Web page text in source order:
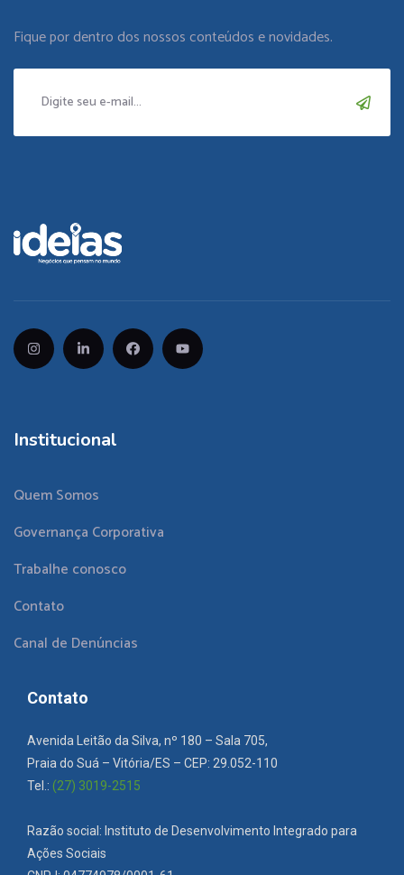
Fique por dentro dos nossos conteúdos e novidades.
Institucional
Quem Somos
Governança Corporativa
Trabalhe conosco
Contato
Canal de Denúncias
Contato
Avenida Leitão da Silva, nº 180 – Sala 705,
Praia do Suá – Vitória/ES – CEP: 29.052-110
Tel.: (27) 3019-2515
Razão social: Instituto de Desenvolvimento Integrado para
Ações Sociais